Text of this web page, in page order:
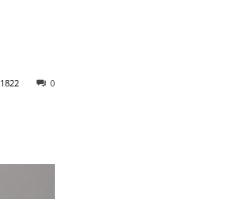
0
1822